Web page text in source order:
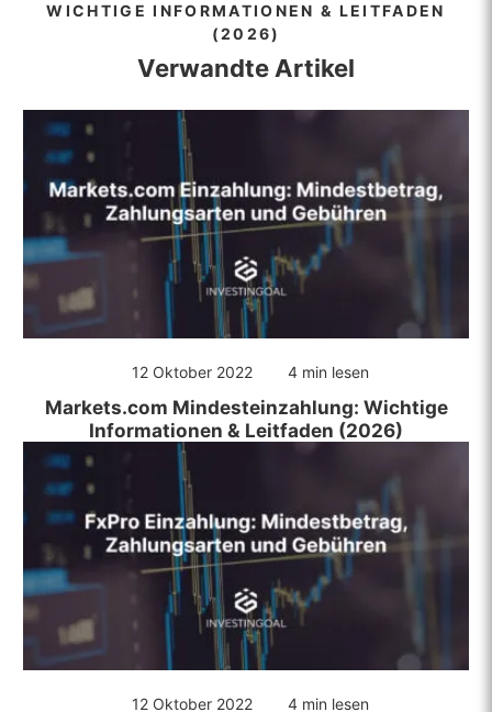
WICHTIGE INFORMATIONEN & LEITFADEN
(2026)
Verwandte Artikel
12 Oktober 2022 4 min lesen
Markets.com Mindesteinzahlung: Wichtige
Informationen & Leitfaden (2026)
12 Oktober 2022 4 min lesen